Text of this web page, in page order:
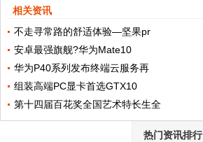
相关资讯
不走寻常路的舒适体验—坚果pr
安卓最强旗舰?华为Mate10
华为P40系列发布终端云服务再
组装高端PC显卡首选GTX10
第十四届百花奖全国艺术特长生全
热门资讯排行